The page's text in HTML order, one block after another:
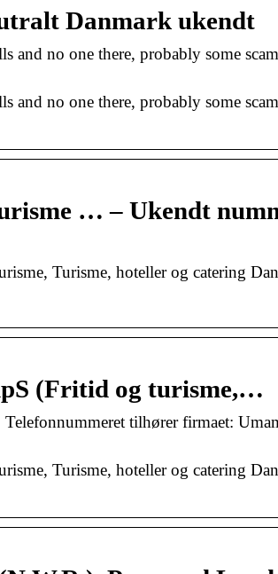
Danmark ukendt
and no one there, probably some
and no one there, probably some
… – Ukendt
Turisme, hoteller og catering
(Fritid og turisme,…
Telefonnummeret tilhører firmaet:
Turisme, hoteller og catering